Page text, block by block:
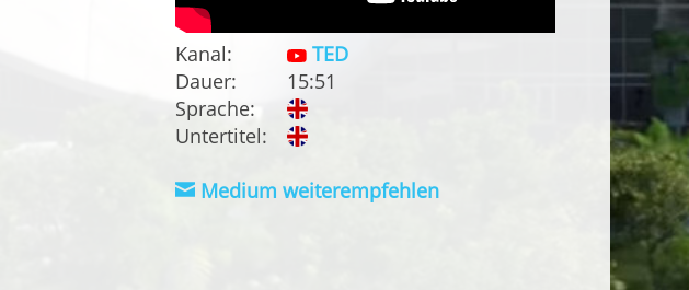
Kanal:
TED
Dauer:
15:51
Sprache:
Untertitel:
Medium weiterempfehlen